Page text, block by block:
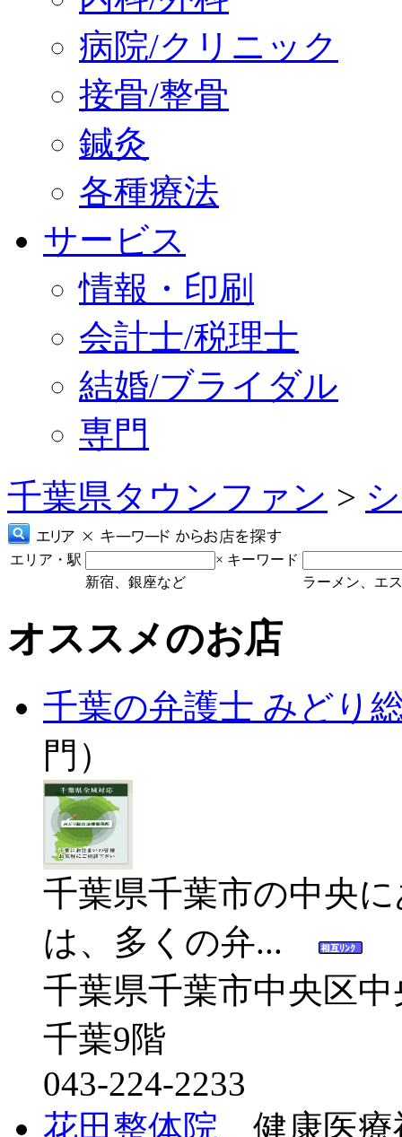
病院/クリニック
接骨/整骨
鍼灸
各種療法
サービス
情報・印刷
会計士/税理士
結婚/ブライダル
専門
千葉県タウンファン >
エリア・駅 × キーワード
新宿、銀座など
ラーメン、エ
オススメのお店
千葉の弁護士 みどり
門）
千葉県千葉市の中央
は、多くの弁...
千葉県千葉市中央区
千葉9階
043-224-2233
花田整体院 健康医療